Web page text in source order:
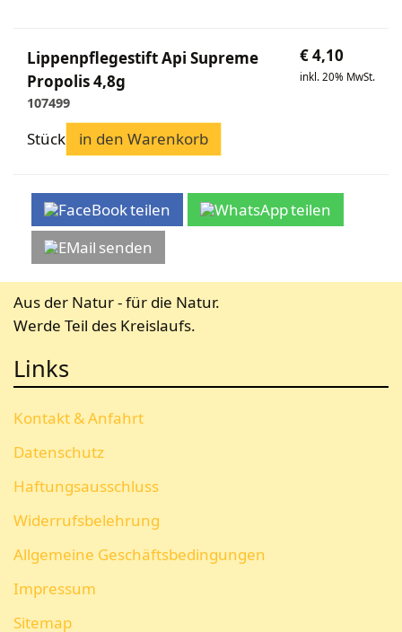
Diverse Fachliteratur
Lippenpflegestift Api Supreme
Propolis 4,8g
107499
€4,10
inkl. 20% MwSt.
Stück in den Warenkorb
teilen
teilen
senden
Aus der Natur - für die Natur.
Werde Teil des Kreislaufs.
Links
Kontakt & Anfahrt
Datenschutz
Haftungsausschluss
Widerrufsbelehrung
Allgemeine Geschäftsbedingungen
Impressum
Sitemap